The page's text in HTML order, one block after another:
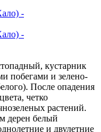
кустарник
побегами и зелено-
После опадения
четко
растений.
дерен белый
и двулетние